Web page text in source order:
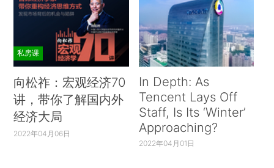
私房课
向松祚：宏观经济70
讲，带你了解国内外
经济大局
2022年04月06日
In Depth: As
Tencent Lays Off
Staff, Is Its ‘Winter’
Approaching?
2022年04月01日